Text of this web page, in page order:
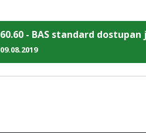
60.60 - BAS standard dostupan
09.08.2019